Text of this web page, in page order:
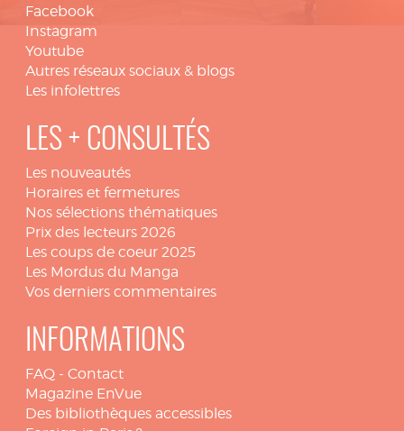
Facebook
Instagram
Youtube
Autres réseaux sociaux & blogs
Les infolettres
LES + CONSULTÉS
Les nouveautés
Horaires et fermetures
Nos sélections thématiques
Prix des lecteurs 2026
Les coups de coeur 2025
Les Mordus du Manga
Vos derniers commentaires
INFORMATIONS
FAQ - Contact
Magazine EnVue
Des bibliothèques accessibles